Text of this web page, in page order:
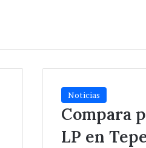
Noticias
Compara
LP en